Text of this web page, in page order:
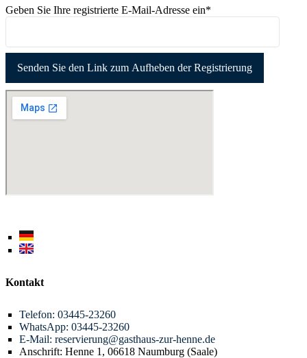
Geben Sie Ihre registrierte E-Mail-Adresse ein*
Kontakt
Telefon: 03445-23260
WhatsApp: 03445-23260
E-Mail: reservierung@gasthaus-zur-henne.de
Anschrift: Henne 1, 06618 Naumburg (Saale)